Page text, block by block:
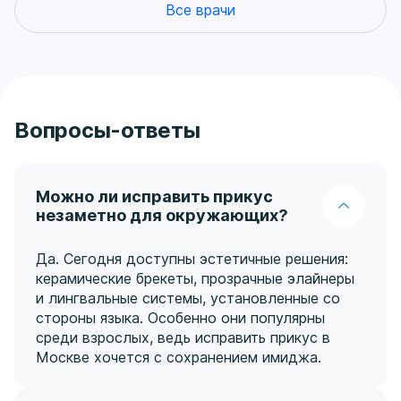
особенно популярные у взрослых. Удобны в
уходе, не мешают общению и подходят для
аномалий.
диспропорциях челюстей, когда одних брекетов
недостаточно. Такие операции проводятся в
хирургом.
Особое внимание уделяется исправлению прикуса у
взрослых — группа, для которой особенно важно
сочетание эффективности, эстетики и комфорта.
Мы подбираем решение, которое не нарушит ваш
образ жизни, но при этом даст стабильный и
Все врачи
Вопросы-ответы
Можно ли исправить прикус
незаметно для окружающих?
Да. Сегодня доступны эстетичные решения:
керамические брекеты, прозрачные элайнеры
и лингвальные системы, установленные со
стороны языка. Особенно они популярны
среди взрослых, ведь исправить прикус в
Москве хочется с сохранением имиджа.